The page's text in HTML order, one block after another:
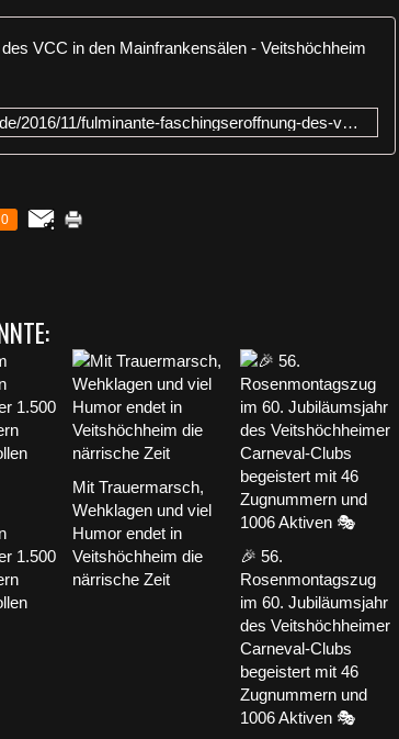
http://www.veitshoechheim-blog.de/2016/11/fulminante-faschingseroffnung-des-vcc-in-den-mainfrankensalen.html
0
1.500
Mit Trauermarsch,
Wehklagen und viel
Humor endet in
Veitshöchheim die
närrische Zeit
🎉 56.
Rosenmontagszug
im 60. Jubiläumsjahr
des Veitshöchheimer
Carneval-Clubs
begeistert mit 46
Zugnummern und
1006 Aktiven 🎭